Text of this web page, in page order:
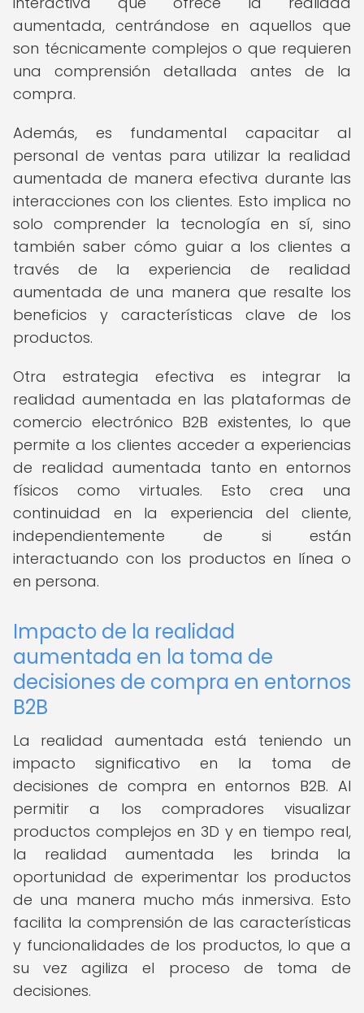
aumentada, centrándose en aquellos que
son técnicamente complejos o que requieren
una comprensión detallada antes de la
compra.
Además, es fundamental capacitar al
personal de ventas para utilizar la realidad
aumentada de manera efectiva durante las
interacciones con los clientes. Esto implica no
solo comprender la tecnología en sí, sino
también saber cómo guiar a los clientes a
través de la experiencia de realidad
aumentada de una manera que resalte los
beneficios y características clave de los
productos.
Otra estrategia efectiva es integrar la
realidad aumentada en las plataformas de
comercio electrónico B2B existentes, lo que
permite a los clientes acceder a experiencias
de realidad aumentada tanto en entornos
físicos como virtuales. Esto crea una
continuidad en la experiencia del cliente,
independientemente de si están
interactuando con los productos en línea o
en persona.
Impacto de la realidad
aumentada en la toma de
decisiones de compra en entornos
B2B
La realidad aumentada está teniendo un
impacto significativo en la toma de
decisiones de compra en entornos B2B. Al
permitir a los compradores visualizar
productos complejos en 3D y en tiempo real,
la realidad aumentada les brinda la
oportunidad de experimentar los productos
de una manera mucho más inmersiva. Esto
facilita la comprensión de las características
y funcionalidades de los productos, lo que a
su vez agiliza el proceso de toma de
decisiones.